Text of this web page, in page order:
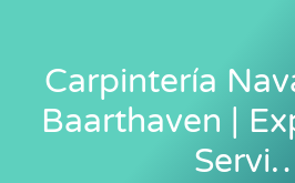
Carpintería
Baarthaven |